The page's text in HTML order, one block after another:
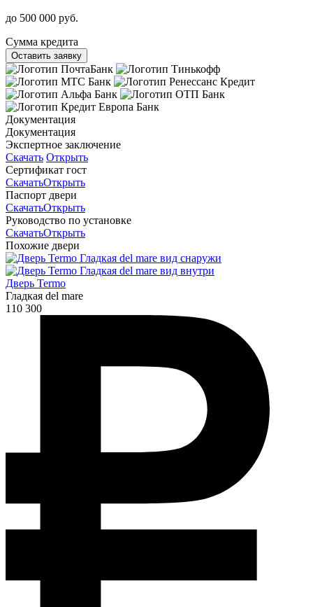
до 500 000 руб.
Сумма кредита
Оставить заявку
Документация
Документация
Экспертное заключение
Скачать Открыть
Сертификат гост
СкачатьОткрыть
Паспорт двери
СкачатьОткрыть
Руководство по установке
СкачатьОткрыть
Похожие двери
Дверь Termo
Гладкая del mare
110 300